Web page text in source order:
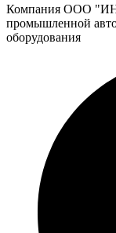
Компания ООО
промышленной
оборудования